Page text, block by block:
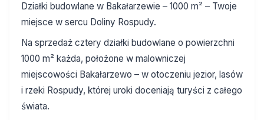
Działki budowlane w Bakałarzewie – 1000 m² – Twoje
miejsce w sercu Doliny Rospudy.
Na sprzedaż cztery działki budowlane o powierzchni
1000 m² każda, położone w malowniczej
miejscowości Bakałarzewo – w otoczeniu jezior, lasów
i rzeki Rospudy, której uroki doceniają turyści z całego
świata.